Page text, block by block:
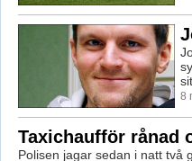
8
Taxichaufför rånad
Polisen jagar sedan i natt två